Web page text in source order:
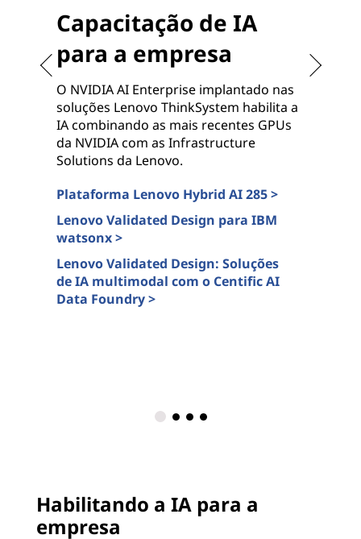
Capacitação de IA
para a empresa
O NVIDIA AI Enterprise implantado nas
soluções Lenovo ThinkSystem habilita a
IA combinando as mais recentes GPUs
da NVIDIA com as Infrastructure
Solutions da Lenovo.
Plataforma Lenovo Hybrid AI 285 >
Lenovo Validated Design para IBM
watsonx >
Lenovo Validated Design: Soluções
de IA multimodal com o Centific AI
Data Foundry >
Habilitando a IA para a
empresa